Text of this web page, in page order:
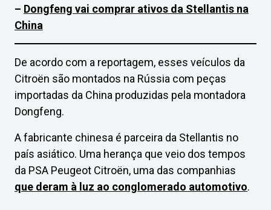
– Dongfeng vai comprar ativos da Stellantis na
China
De acordo com a reportagem, esses veículos da
Citroën são montados na Rússia com peças
importadas da China produzidas pela montadora
Dongfeng.
A fabricante chinesa é parceira da Stellantis no
país asiático. Uma herança que veio dos tempos
da PSA Peugeot Citroën, uma das companhias
que deram à luz ao conglomerado automotivo.